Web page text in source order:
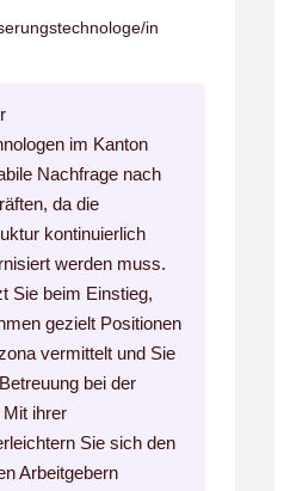
in
im Kanton
Nachfrage nach
da die
kontinuierlich
werden muss.
Sie beim Einstieg,
gezielt Positionen
vermittelt und Sie
bei der
ihrer
Sie sich den
Arbeitgebern